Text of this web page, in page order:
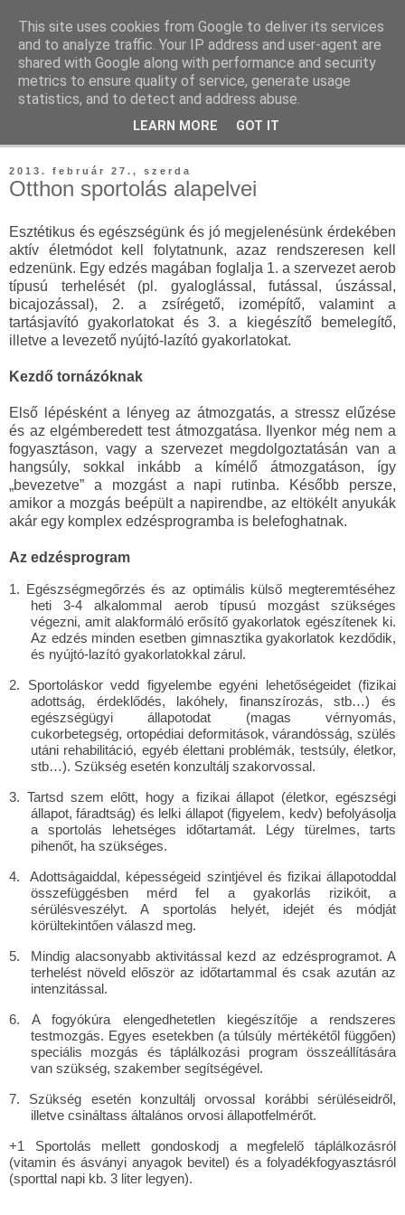
Tutti Fitti
teremtsd meg a tutti formád otthon vagy a szabadban
2013. február 27., szerda
Otthon sportolás alapelvei
Esztétikus és egészségünk és jó megjelenésünk érdekében
aktív életmódot kell folytatnunk, azaz rendszeresen kell
edzenünk. Egy edzés magában foglalja 1. a szervezet aerob
típusú terhelését (pl. gyaloglással, futással, úszással,
bicajozással), 2. a zsírégető, izomépítő, valamint a
tartásjavító gyakorlatokat és 3. a kiegészítő bemelegítő,
illetve a levezető nyújtó-lazító gyakorlatokat.
Kezdő tornázóknak
Első lépésként a lényeg az átmozgatás, a stressz elűzése
és az elgémberedett test átmozgatása. Ilyenkor még nem a
fogyasztáson, vagy a szervezet megdolgoztatásán van a
hangsúly, sokkal inkább a kímélő átmozgatáson, így
„bevezetve” a mozgást a napi rutinba. Később persze,
amikor a mozgás beépült a napirendbe, az eltökélt anyukák
akár egy komplex edzésprogramba is belefoghatnak.
Az edzésprogram
1. Egészségmegőrzés és az optimális külső megteremtéséhez
heti 3-4 alkalommal aerob típusú mozgást szükséges
végezni, amit alakformáló erősítő gyakorlatok egészítenek ki.
Az edzés minden esetben gimnasztika gyakorlatok kezdődik,
és nyújtó-lazító gyakorlatokkal zárul.
2. Sportoláskor vedd figyelembe egyéni lehetőségeidet (fizikai
adottság, érdeklődés, lakóhely, finanszírozás, stb…) és
egészségügyi állapotodat (magas vérnyomás,
cukorbetegség, ortopédiai deformitások, várandósság, szülés
utáni rehabilitáció, egyéb élettani problémák, testsúly, életkor,
stb…). Szükség esetén konzultálj szakorvossal.
3. Tartsd szem előtt, hogy a fizikai állapot (életkor, egészségi
állapot, fáradtság) és lelki állapot (figyelem, kedv) befolyásolja
a sportolás lehetséges időtartamát. Légy türelmes, tarts
pihenőt, ha szükséges.
4.Adottságaiddal, képességeid szintjével és fizikai állapotoddal
összefüggésben mérd fel a gyakorlás rizikóit, a
sérülésveszélyt. A sportolás helyét, idejét és módját
körültekintően válaszd meg.
5.
Mindig alacsonyabb aktivitással kezd az edzésprogramot. A
terhelést növeld először az időtartammal és csak azután az
intenzitással.
6. A fogyókúra elengedhetetlen kiegészítője a rendszeres
testmozgás. Egyes esetekben (a túlsúly mértékétől függően)
speciális mozgás és táplálkozási program összeállítására
van szükség, szakember segítségével.
7. Szükség esetén konzultálj orvossal korábbi sérüléseidről,
illetve csináltass általános orvosi állapotfelmérőt.
+1 Sportolás mellett gondoskodj a megfelelő táplálkozásról
(vitamin és ásványi anyagok bevitel) és a folyadékfogyasztásról
(sporttal napi kb. 3 liter legyen).
This site uses cookies from Google to deliver its services
and to analyze traffic. Your IP address and user-agent are
shared with Google along with performance and security
metrics to ensure quality of service, generate usage
statistics, and to detect and address abuse.
LEARN MORE GOT IT